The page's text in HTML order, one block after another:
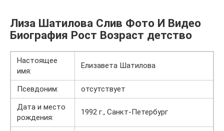
Лиза Шатилова Слив Фото И Видео
Биография Рост Возраст детство
Настоящее
имя:
Елизавета Шатилова
Псевдоним:
отсутствует
Дата и место
рождения:
1992 г., Санкт-Петербург